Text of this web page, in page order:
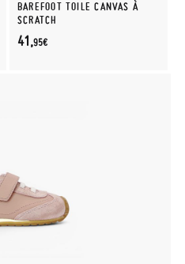
BAREFOOT TOILE CANVAS À
SCRATCH
41,95€